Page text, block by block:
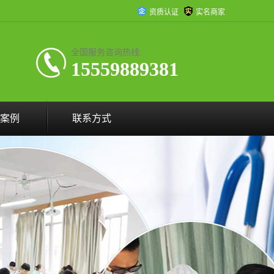
资质认证 实名商家
全国服务咨询热线:
15559889381
例 联系方式